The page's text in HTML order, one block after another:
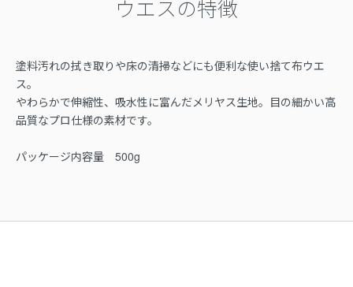
ウエスの特徴
塗料汚れの拭き取りや床の清掃などにも便利な使い捨て布ウエ
ス。
やわらかで伸縮性、吸水性に富んだメリヤス生地。目の細かい高
品質なプロ仕様の素材です。
パッケージ内容量 500g